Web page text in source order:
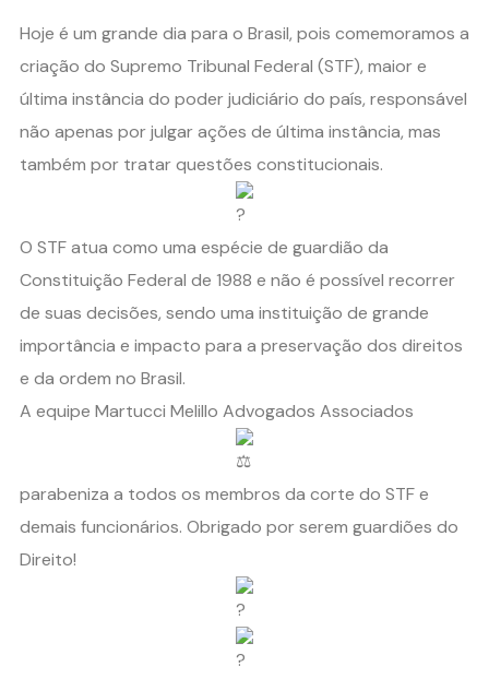
Hoje é um grande dia para o Brasil, pois comemoramos a
criação do Supremo Tribunal Federal (STF), maior e
última instância do poder judiciário do país, responsável
não apenas por julgar ações de última instância, mas
também por tratar questões constitucionais.
O STF atua como uma espécie de guardião da
Constituição Federal de 1988 e não é possível recorrer
de suas decisões, sendo uma instituição de grande
importância e impacto para a preservação dos direitos
e da ordem no Brasil.
A equipe Martucci Melillo Advogados Associados
parabeniza a todos os membros da corte do STF e
demais funcionários. Obrigado por serem guardiões do
Direito!